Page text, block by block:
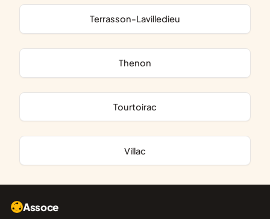
Terrasson-Lavilledieu
Thenon
Tourtoirac
Villac
Assoce